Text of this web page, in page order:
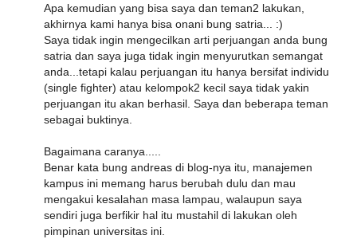
Apa kemudian yang bisa saya dan teman2 lakukan,
akhirnya kami hanya bisa onani bung satria... :)
Saya tidak ingin mengecilkan arti perjuangan anda bung
satria dan saya juga tidak ingin menyurutkan semangat
anda...tetapi kalau perjuangan itu hanya bersifat individu
(single fighter) atau kelompok2 kecil saya tidak yakin
perjuangan itu akan berhasil. Saya dan beberapa teman
sebagai buktinya.
Bagaimana caranya.....
Benar kata bung andreas di blog-nya itu, manajemen
kampus ini memang harus berubah dulu dan mau
mengakui kesalahan masa lampau, walaupun saya
sendiri juga berfikir hal itu mustahil di lakukan oleh
pimpinan universitas ini.